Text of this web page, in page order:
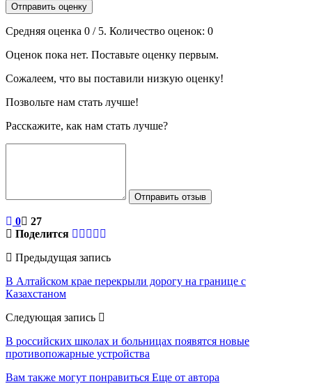
Отправить оценку
Средняя оценка 0 / 5. Количество оценок: 0
Оценок пока нет. Поставьте оценку первым.
Сожалеем, что вы поставили низкую оценку!
Позвольте нам стать лучше!
Расскажите, как нам стать лучше?
Отправить отзыв
0
27
Поделится
Предыдущая запись
В Алтайском крае перекрыли дорогу на границе с
Казахстаном
Следующая запись
В российских школах и больницах появятся новые
противопожарные устройства
Вам также могут понравиться Еще от автора